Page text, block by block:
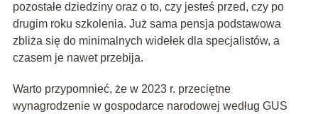
pozostałe dziedziny oraz o to, czy jesteś przed, czy po
drugim roku szkolenia. Już sama pensja podstawowa
zbliża się do minimalnych widełek dla specjalistów, a
czasem je nawet przebija.
Warto przypomnieć, że w 2023 r. przeciętne
wynagrodzenie w gospodarce narodowej według GUS